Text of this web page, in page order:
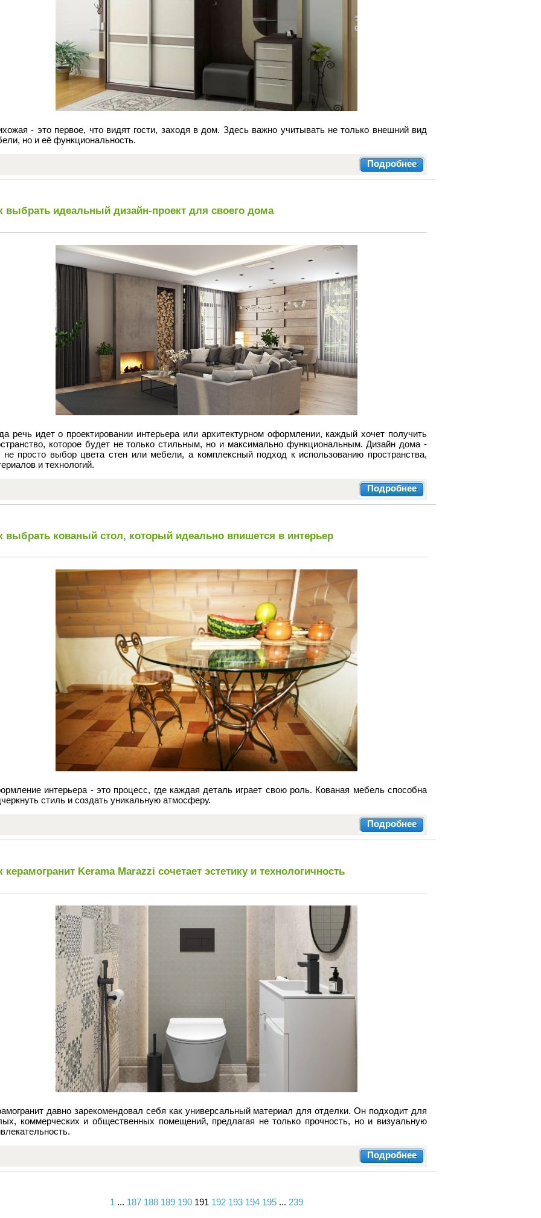
- это первое, что видят гости, заходя в дом. Здесь важно учитывать не только внешний вид
но и её функциональность.
Подробнее
выбрать идеальный дизайн-проект для своего дома
речь идет о проектировании интерьера или архитектурном оформлении, каждый хочет получить
которое будет не только стильным, но и максимально функциональным. Дизайн дома -
не просто выбор цвета стен или мебели, а комплексный подход к использованию пространства,
и технологий.
Подробнее
выбрать кованый стол, который идеально впишется в интерьер
интерьера - это процесс, где каждая деталь играет свою роль. Кованая мебель способна
стиль и создать уникальную атмосферу.
Подробнее
керамогранит Kerama Marazzi сочетает эстетику и технологичность
давно зарекомендовал себя как универсальный материал для отделки. Он подходит для
коммерческих и общественных помещений, предлагая не только прочность, но и визуальную
Подробнее
1 ... 187 188 189 190 191 192 193 194 195 ... 239